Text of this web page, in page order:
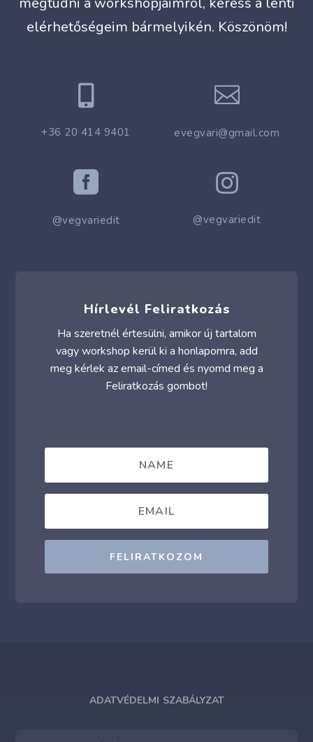
elérhetőségeim bármelyikén. Köszönöm!

+36 20 414 9401

evegvari@gmail.com

@vegvariedit

@vegvariedit
Hírlevél Feliratkozás
Ha szeretnél értesülni, amikor új tartalom
vagy workshop kerül ki a honlapomra, add
meg kérlek az email-címed és nyomd meg a
Feliratkozás gombot!
FELIRATKOZOM
ADATVÉDELMI SZABÁLYZAT